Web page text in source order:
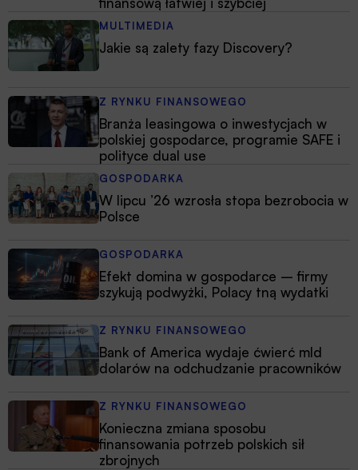
MULTIMEDIA
Jakie są zalety fazy Discovery?
Z RYNKU FINANSOWEGO
Branża leasingowa o inwestycjach w
polskiej gospodarce, programie SAFE i
polityce dual use
GOSPODARKA
W lipcu ’26 wzrosła stopa bezrobocia w
Polsce
GOSPODARKA
Efekt domina w gospodarce – firmy
szykują podwyżki, Polacy tną wydatki
Z RYNKU FINANSOWEGO
Bank of America wydaje ćwierć mld
dolarów na odchudzanie pracowników
Z RYNKU FINANSOWEGO
Konieczna zmiana sposobu
finansowania potrzeb polskich sił
zbrojnych